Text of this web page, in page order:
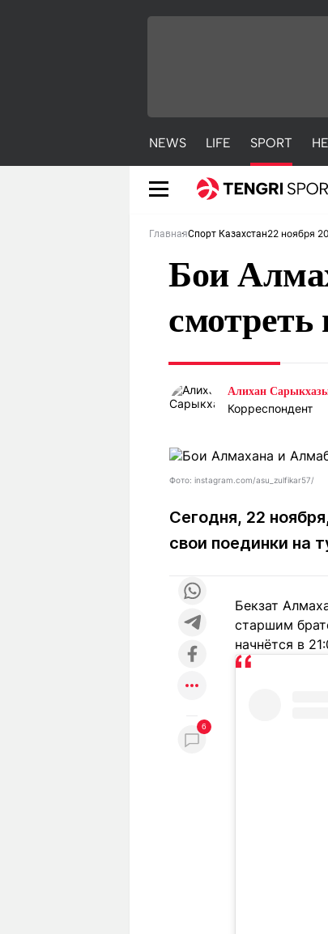
NEWS LIFE SPORT
Погода
Рейтинги
Гороскопы
О
Редакция
+7 (777) 001 44 99
ГлавнаяСпорт Казахстан22 ноября
Бои
смотреть
Алихан
Корреспондент
Фото: instagram.com/asu_zulfikar57/
Сегодня, 22
свои поединки на
6
Бекзат
старшим
начнётся в